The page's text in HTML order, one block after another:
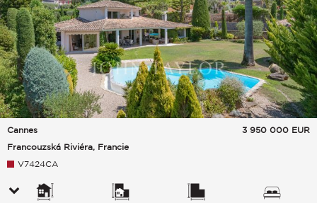
Cannes
Francouzská Riviéra, Francie
3 950 000 EUR
V7424CA